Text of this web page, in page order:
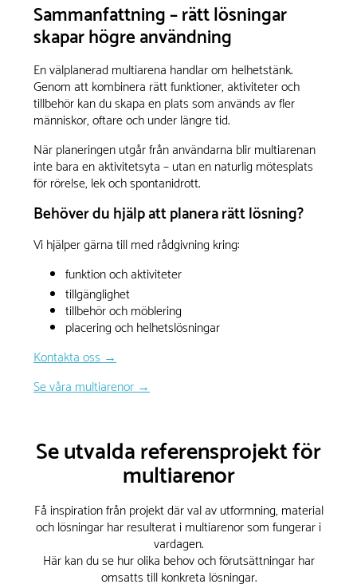
Sammanfattning – rätt lösningar
skapar högre användning
En välplanerad multiarena handlar om helhetstänk.
Genom att kombinera rätt funktioner, aktiviteter och
tillbehör kan du skapa en plats som används av fler
människor, oftare och under längre tid.
När planeringen utgår från användarna blir multiarenan
inte bara en aktivitetsyta – utan en naturlig mötesplats
för rörelse, lek och spontanidrott.
Behöver du hjälp att planera rätt lösning?
Vi hjälper gärna till med rådgivning kring:
funktion och aktiviteter
tillgänglighet
tillbehör och möblering
placering och helhetslösningar
Kontakta oss →
Se våra multiarenor →
Se utvalda referensprojekt för
multiarenor
Få inspiration från projekt där val av utformning, material
och lösningar har resulterat i multiarenor som fungerar i
vardagen.
Här kan du se hur olika behov och förutsättningar har
omsatts till konkreta lösningar.